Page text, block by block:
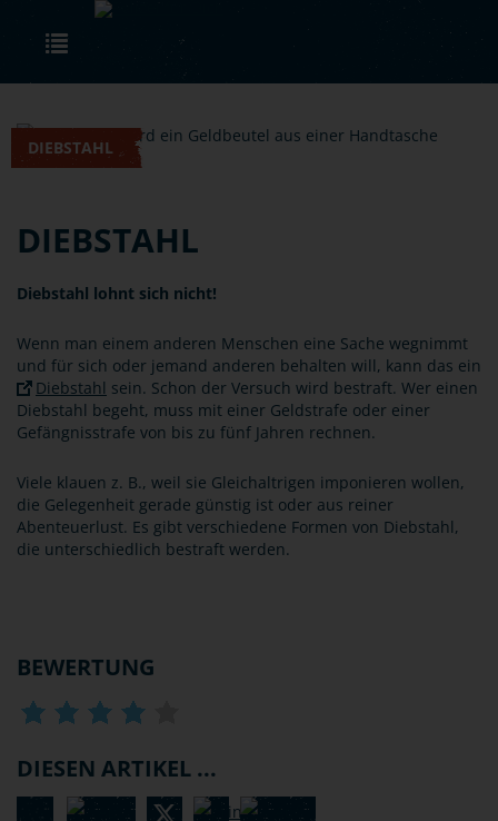
Skip to main content
DIEBSTAHL
DIEBSTAHL
Diebstahl lohnt sich nicht!
Wenn man einem anderen Menschen eine Sache wegnimmt
und für sich oder jemand anderen behalten will, kann das ein
Diebstahl sein. Schon der Versuch wird bestraft. Wer einen
Diebstahl begeht, muss mit einer Geldstrafe oder einer
Gefängnisstrafe von bis zu fünf Jahren rechnen.
Viele klauen z. B., weil sie Gleichaltrigen imponieren wollen,
die Gelegenheit gerade günstig ist oder aus reiner
Abenteuerlust. Es gibt verschiedene Formen von Diebstahl,
die unterschiedlich bestraft werden.
BEWERTUNG
DIESEN ARTIKEL ...